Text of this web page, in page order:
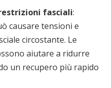
fasciali:
causare tensioni e
circostante. Le
aiutare a ridurre
un recupero più rapido